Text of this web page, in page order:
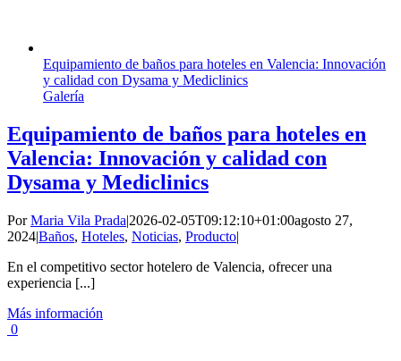
Equipamiento de baños para hoteles en Valencia: Innovación
y calidad con Dysama y Mediclinics
Galería
Equipamiento de baños para hoteles en
Valencia: Innovación y calidad con
Dysama y Mediclinics
PorMaria Vila Prada|2026-02-05T09:12:10+01:00agosto 27,
2024|Baños, Hoteles, Noticias, Producto|
En el competitivo sector hotelero de Valencia, ofrecer una
experiencia [...]
Más información
0